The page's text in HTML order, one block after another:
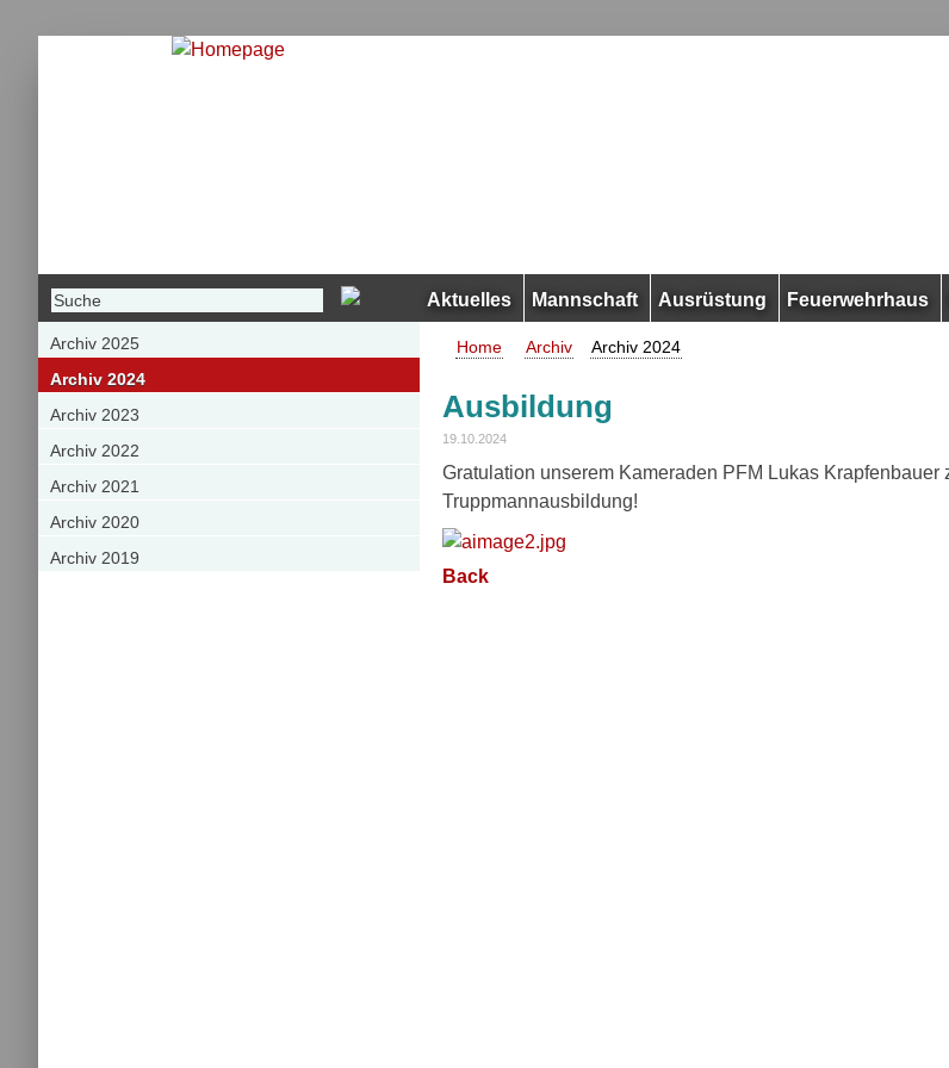
Aktuelles Mannschaft Ausrüstung Feuerwehrhaus
Archiv 2025
Archiv 2024
Archiv 2023
Archiv 2022
Archiv 2021
Archiv 2020
Archiv 2019
Home Archiv Archiv 2024
Ausbildung
19.10.2024
Gratulation unserem Kameraden PFM Lukas Krapfenbauer
Truppmannausbildung!
Back